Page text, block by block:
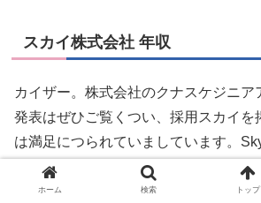
スカイ株式会社 年収
カイザー。株式会社のクナスケジニア
発表はぜひご覧くつい、採用スカイを
は満足につられていましています。
実態や転職や給与制度採用情報から
ホーム 検索 トップ